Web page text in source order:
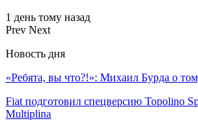
1 день тому назад
Prev Next
Новость дня
«Ребята, вы что?!»: Михаил Бурда о
Fiat подготовил спецверсию Topolino
Multiplina